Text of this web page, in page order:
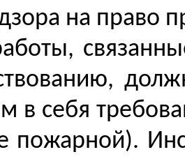
на право
себя
пожарной).